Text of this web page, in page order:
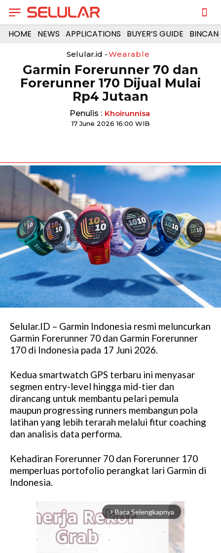
HOME NEWS APPLICATIONS BUYER’S GUIDE
Selular.id -Wearable
Garmin Forerunner 70 dan
Forerunner 170 Dijual Mulai
Rp4 Jutaan
Penulis : Khoirunnisa
17 June 2026 16:00 WIB
Selular.ID – Garmin Indonesia resmi meluncurkan
Garmin Forerunner 70 dan Garmin Forerunner
170 di Indonesia pada 17 Juni 2026.
Kedua smartwatch GPS terbaru ini menyasar
segmen entry-level hingga mid-tier dan
dirancang untuk membantu pelari pemula
maupun progressing runners membangun pola
latihan yang lebih terarah melalui fitur coaching
dan analisis data performa.
Kehadiran Forerunner 70 dan Forerunner 170
memperluas portofolio perangkat lari Garmin di
Indonesia.
arrow_forward_ios Baca Selengkapnya